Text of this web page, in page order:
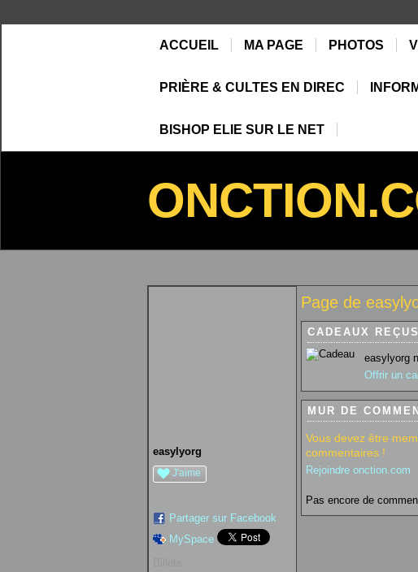
ACCUEIL MA PAGE PHOTOS
PRIÈRE & CULTES EN DIREC
BISHOP ELIE SUR LE NET
easylyorg
J'aime
Partager sur Facebook
MySpace
Page de
CADEAUX REÇUS
easylyorg
Offrir un
MUR DE
Vous devez être
commentaires !
Rejoindre onction.com
Pas encore de